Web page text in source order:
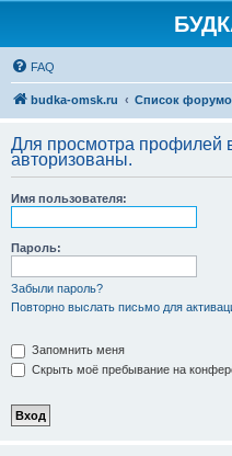
FAQ
budka-omsk.ru Список
Для просмотра профилей
авторизованы.
Имя пользователя:
Пароль:
Забыли пароль?
Повторно выслать письмо для
Запомнить меня
Скрыть моё пребывание на